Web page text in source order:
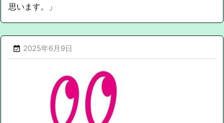
思います。」
 2025年6月9日